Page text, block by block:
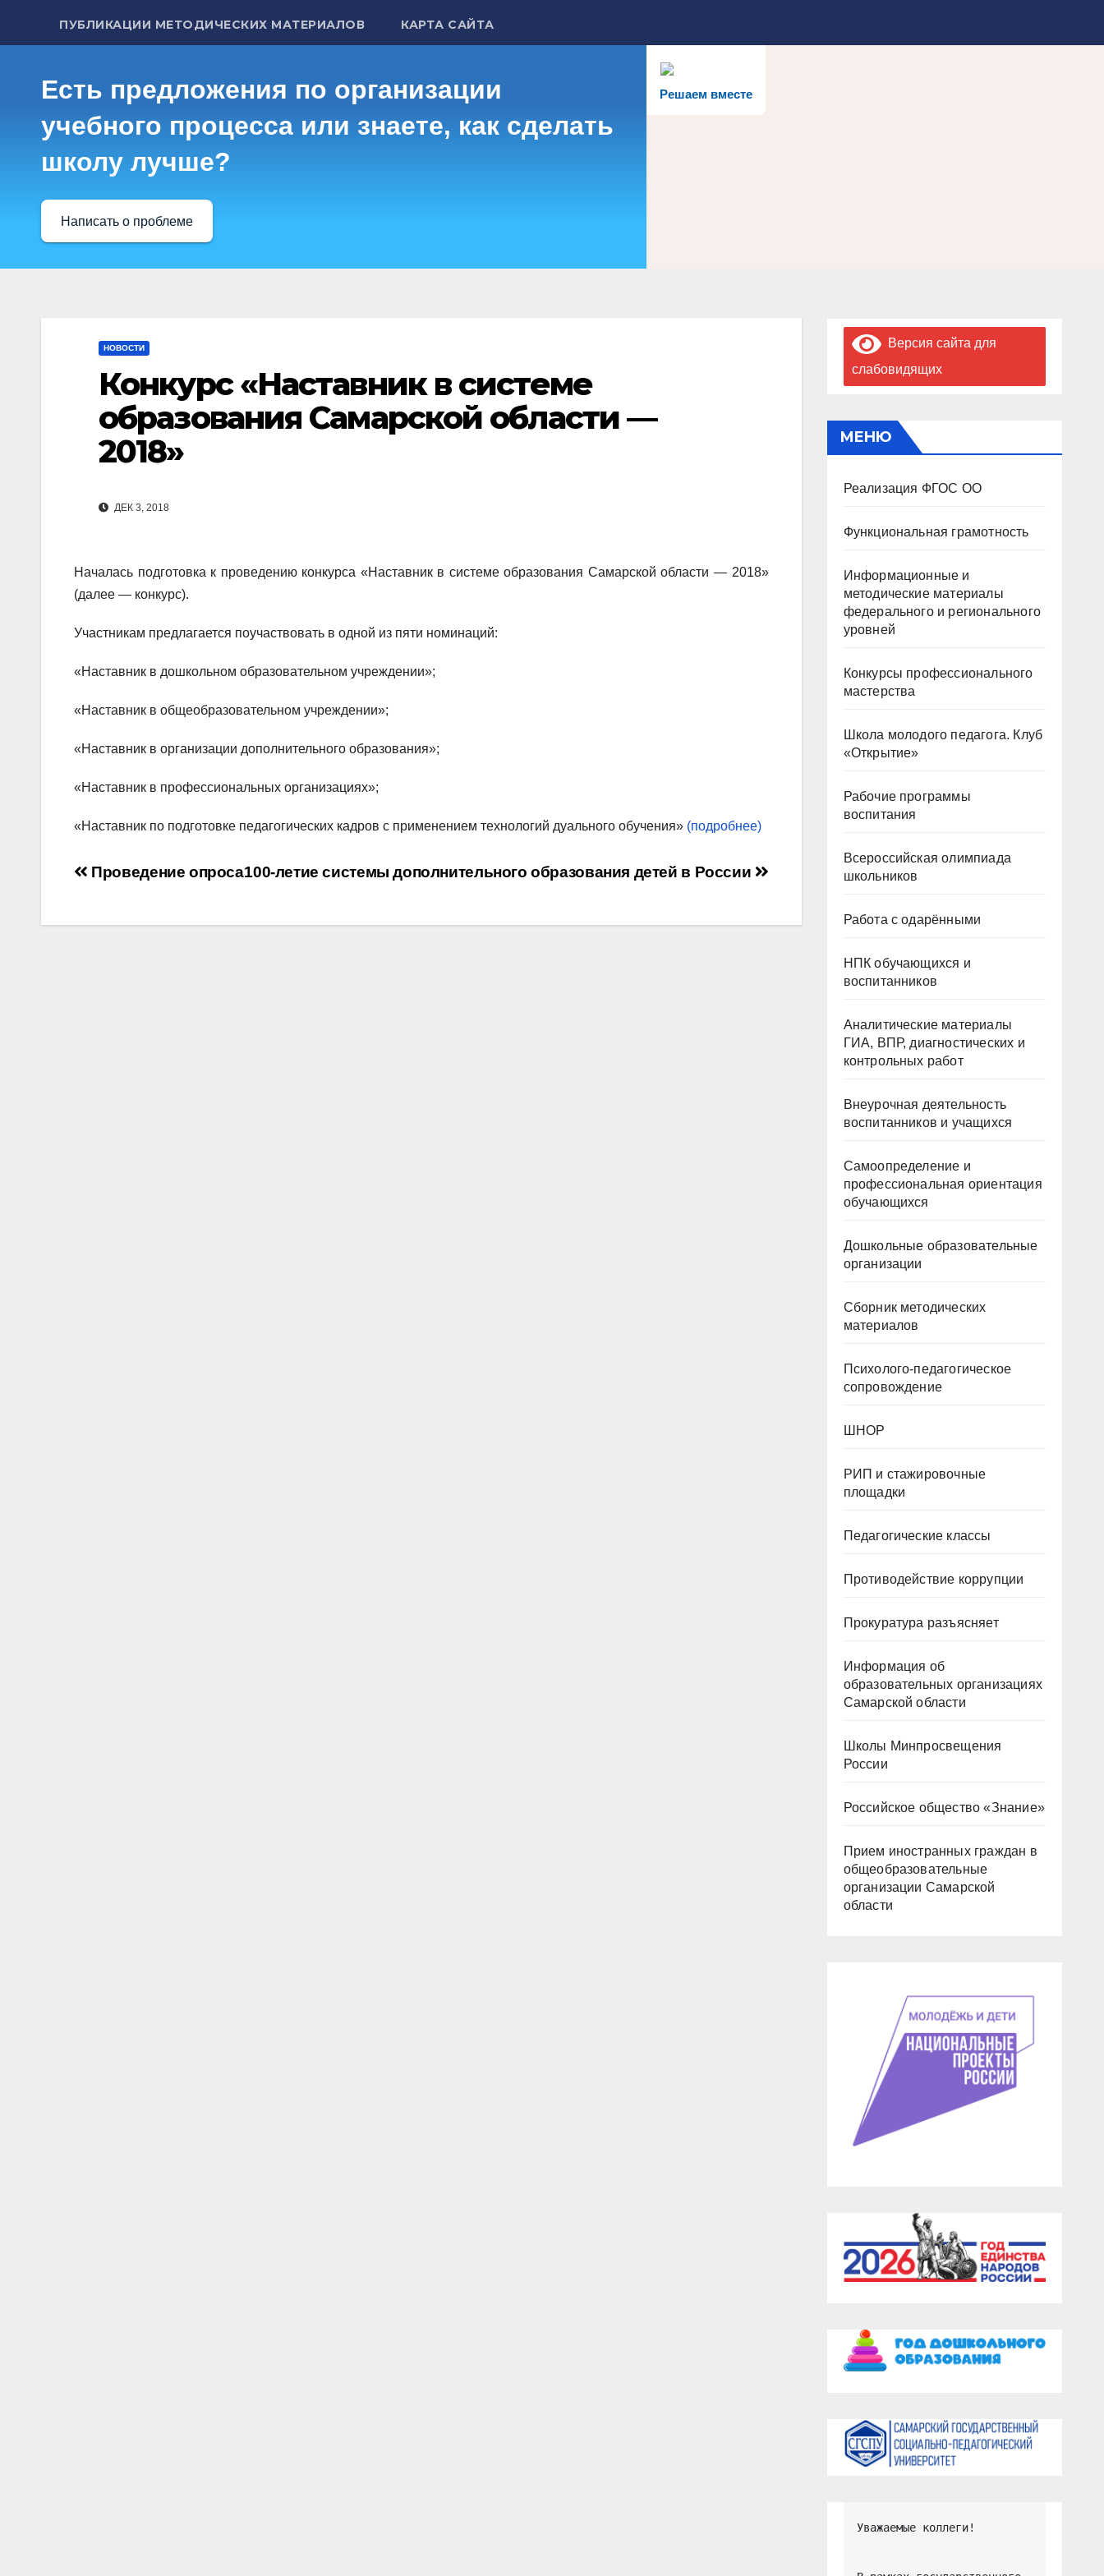
ПУБЛИКАЦИИ МЕТОДИЧЕСКИХ МАТЕРИАЛОВ КАРТА САЙТА
Решаем вместе
Есть предложения по организации
учебного процесса или знаете, как сделать
школу лучше?
Написать о проблеме
НОВОСТИ
Конкурс «Наставник в системе
образования Самарской области —
2018»
ДЕК 3, 2018
Началась подготовка к проведению конкурса «Наставник в системе образования Самарской области — 2018»
(далее — конкурс).
Участникам предлагается поучаствовать в одной из пяти номинаций:
«Наставник в дошкольном образовательном учреждении»;
«Наставник в общеобразовательном учреждении»;
«Наставник в организации дополнительного образования»;
«Наставник в профессиональных организациях»;
«Наставник по подготовке педагогических кадров с применением технологий дуального обучения» (подробнее)
Навигация
100-летие системы дополнительного образования детей в России
Проведение опроса
Версия сайта для
слабовидящих
МЕНЮ
Реализация ФГОС ОО
Функциональная грамотность
Информационные и
методические материалы
федерального и регионального
уровней
Конкурсы профессионального
мастерства
Школа молодого педагога. Клуб
«Открытие»
Рабочие программы
воспитания
Всероссийская олимпиада
школьников
Работа с одарёнными
НПК обучающихся и
воспитанников
Аналитические материалы
ГИА, ВПР, диагностических и
контрольных работ
Внеурочная деятельность
воспитанников и учащихся
Самоопределение и
профессиональная ориентация
обучающихся
Дошкольные образовательные
организации
Сборник методических
материалов
Психолого-педагогическое
сопровождение
ШНОР
РИП и стажировочные
площадки
Педагогические классы
Противодействие коррупции
Прокуратура разъясняет
Информация об
образовательных организациях
Самарской области
Школы Минпросвещения
России
Российское общество «Знание»
Прием иностранных граждан в
общеобразовательные
организации Самарской
области
Уважаемые коллеги!